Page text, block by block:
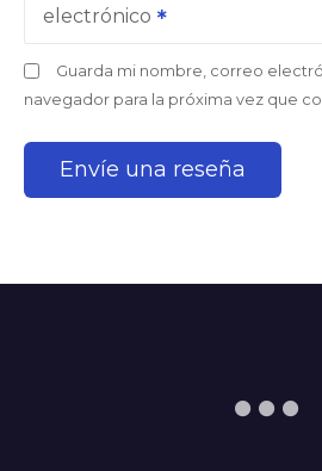
electrónico
Guarda mi nombre, correo
navegador para la próxima vez que